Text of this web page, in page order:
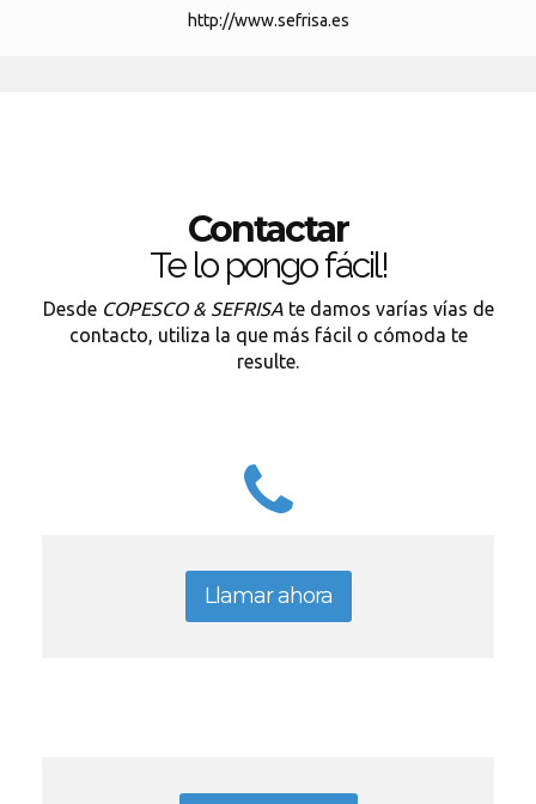
http://www.sefrisa.es
Contactar
Te lo pongo fácil!
Desde COPESCO & SEFRISAte damos varías vías de
contacto, utiliza la que más fácil o cómoda te
resulte.
Llamar ahora